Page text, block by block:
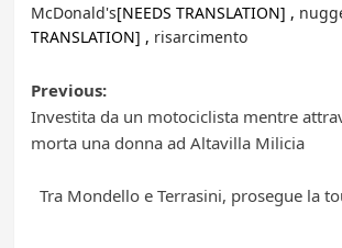
McDonald's[NEEDS TRANSLATION] ,
TRANSLATION] , risarcimento
Post
navigation
Previous:
Investita da un motociclista mentre
morta una donna ad Altavilla Milicia
Tra Mondello e Terrasini, prosegue la